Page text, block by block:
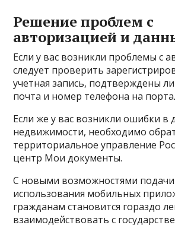
Решение проблем с
авторизацией и
Если у вас возникли проблемы с
следует проверить
учетная запись, подтверждены
почта и номер телефона на
Если же у вас возникли ошибки в
недвижимости, необходимо
территориальное управление
центр Мои документы.
С новыми возможностями
использования мобильных
гражданам становится гораздо
взаимодействовать с